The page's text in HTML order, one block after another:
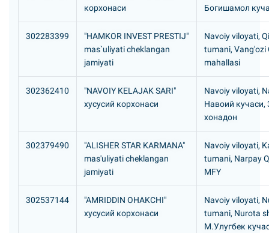
корхонаси
Богишамол
302283399
"HAMKOR INVEST PRESTIJ"
mas`uliyati cheklangan
jamiyati
Navoiy viloyati,
tumani, Vang'ozi
mahallasi
302362410
"NAVOIY KELAJAK SARI"
хусусий корхонаси
Navoiy viloyati,
Hавоий кучаси,
хонадон
302379490
"ALISHER STAR KARMANA"
mas'uliyati cheklangan
jamiyati
Navoiy viloyati,
tumani, Narpay
MFY
302537144
"AMRIDDIN OHAKCHI"
хусусий корхонаси
Navoiy viloyati,
tumani, Nurota
М.Улугбек